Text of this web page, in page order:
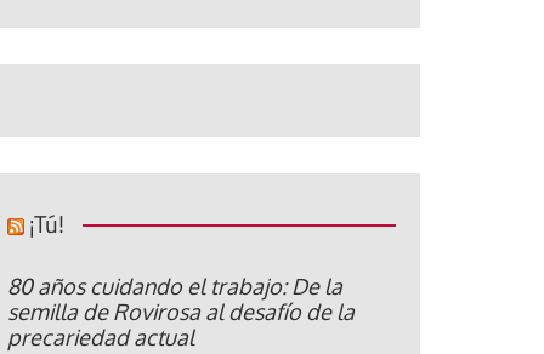
¡Tú!
80 años cuidando el trabajo: De la
semilla de Rovirosa al desafío de la
precariedad actual